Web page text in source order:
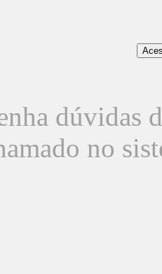
dúvidas
no